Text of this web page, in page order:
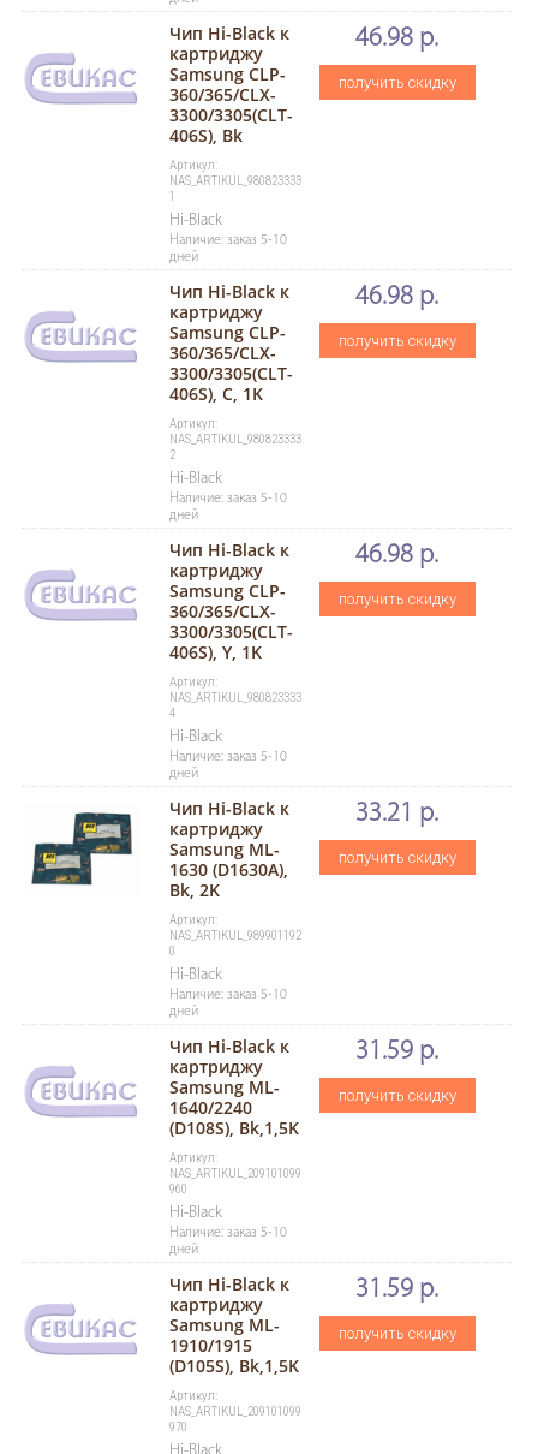
Чип Hi-Black к
картриджу
Samsung CLP-
360/365/CLX-
3300/3305(CLT-
406S), Bk
Артикул:
NAS_ARTIKUL_980823333
1
Hi-Black
Наличие: заказ 5-10
дней
46.98 р.
получить скидку
Чип Hi-Black к
картриджу
Samsung CLP-
360/365/CLX-
3300/3305(CLT-
406S), C, 1K
Артикул:
NAS_ARTIKUL_980823333
2
Hi-Black
Наличие: заказ 5-10
дней
46.98 р.
получить скидку
Чип Hi-Black к
картриджу
Samsung CLP-
360/365/CLX-
3300/3305(CLT-
406S), Y, 1K
Артикул:
NAS_ARTIKUL_980823333
4
Hi-Black
Наличие: заказ 5-10
дней
46.98 р.
получить скидку
Чип Hi-Black к
картриджу
Samsung ML-
1630 (D1630A),
Bk, 2K
Артикул:
NAS_ARTIKUL_989901192
0
Hi-Black
Наличие: заказ 5-10
дней
33.21 р.
получить скидку
Чип Hi-Black к
картриджу
Samsung ML-
1640/2240
(D108S), Bk,1,5K
Артикул:
NAS_ARTIKUL_209101099
960
Hi-Black
Наличие: заказ 5-10
дней
31.59 р.
получить скидку
Чип Hi-Black к
картриджу
Samsung ML-
1910/1915
(D105S), Bk,1,5K
Артикул:
NAS_ARTIKUL_209101099
970
31.59 р.
получить скидку